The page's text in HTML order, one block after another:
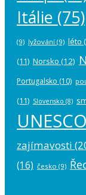
Itálie (75)
(9) lyžování (9) léto
(11) Norsko (12)
Portugalsko (10)
(11) Slovensko (8)
UNESCO
zajímavosti
(16) česko (9)